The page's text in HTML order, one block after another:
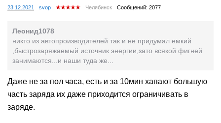
23.12.2021 svop Челябинск Сообщений: 2077
Леонид1078
никто из автопроизводителей так и не придумал емкий
,быстрозаряжаемый источник энергии,зато всякой фигней
занимаются...и наши туда же...
Даже не за пол часа, есть и за 10мин хапают большую
часть заряда их даже приходится ограничивать в
заряде.